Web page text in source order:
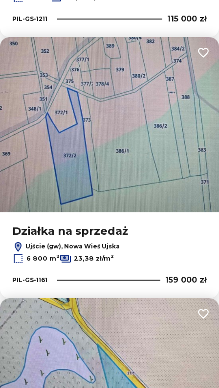
PIL-GS-1211 115 000 zł
Działka na sprzedaż
Ujście (gw), Nowa Wieś Ujska
6 800 m2 23,38 zł/m2
PIL-GS-1161 159 000 zł